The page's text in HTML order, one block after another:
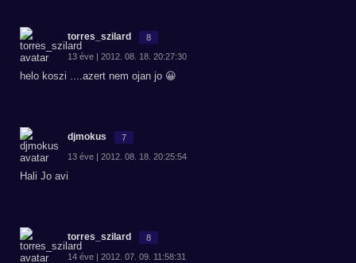
torres_szilard 8
13 éve | 2012. 08. 18. 20:27:30
helo koszi ....azert nem ojan jo 😀
djmokus 7
13 éve | 2012. 08. 18. 20:25:54
Hali Jo avi
torres_szilard 8
14 éve | 2012. 07. 09. 11:58:31